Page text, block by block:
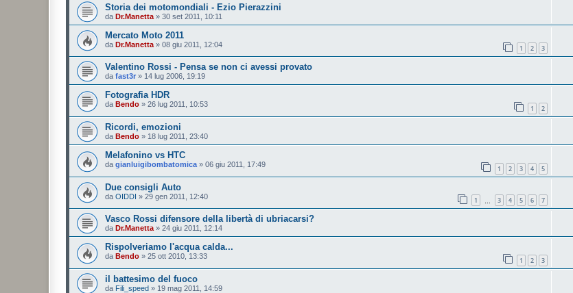
Storia dei motomondiali - Ezio Pierazzini
da Dr.Manetta » 30 set 2011, 10:11
Mercato Moto 2011
da Dr.Manetta » 08 giu 2011, 12:04 1 2 3
Valentino Rossi - Pensa se non ci avessi provato
da fast3r » 14 lug 2006, 19:19
Fotografia HDR
da Bendo » 26 lug 2011, 10:53 1 2
Ricordi, emozioni
da Bendo » 18 lug 2011, 23:40
Melafonino vs HTC
da gianluigibombatomica » 06 giu 2011, 17:49 1 2 3 4 5
Due consigli Auto
da OIDDI » 29 gen 2011, 12:40 1 3 4 5 6 7
Vasco Rossi difensore della libertà di ubriacarsi?
da Dr.Manetta » 24 giu 2011, 12:14
Rispolveriamo l'acqua calda...
da Bendo » 25 ott 2010, 13:33 1 2 3
il battesimo del fuoco
da Fili_speed » 19 mag 2011, 14:59